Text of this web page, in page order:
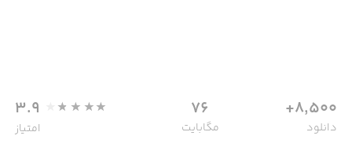
8,500+
دانلود
76
مگابایت
3.9
امتیاز